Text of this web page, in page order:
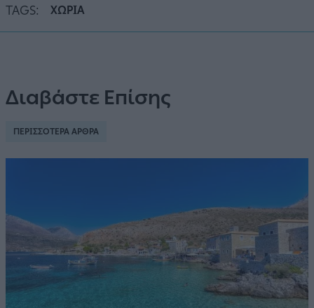
TAGS: ΧΩΡΙΑ
Διαβάστε Επίσης
ΠΕΡΙΣΣΟΤΕΡΑ ΑΡΘΡΑ